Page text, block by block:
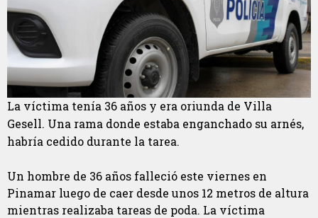
La víctima tenía 36 años y era oriunda de Villa
Gesell. Una rama donde estaba enganchado su arnés,
habría cedido durante la tarea.
Un hombre de 36 años falleció este viernes en
Pinamar luego de caer desde unos 12 metros de altura
mientras realizaba tareas de poda. La víctima